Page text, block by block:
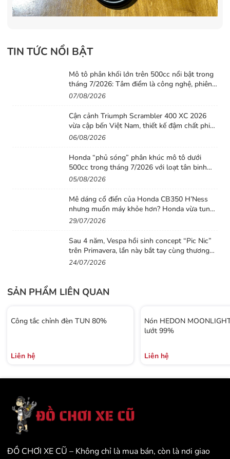
TIN TỨC NỔI BẬT
Mô tô phân khối lớn trên 500cc nổi bật trong
tháng 7/2026: Tâm điểm là công nghệ, phiên
bản giới hạn và những cấu hình “đỉnh”
07/08/2026
Cận cảnh Triumph Scrambler 400 XC 2026
vừa cập bến Việt Nam, thiết kế đậm chất phiêu
lưu cùng mức giá dễ tiếp cận
06/08/2026
Honda “phủ sóng” phân khúc mô tô dưới
500cc trong tháng 7/2026 với loạt tân binh
đáng chú ý
05/08/2026
Mê dáng cổ điển của Honda CB350 H’Ness
nhưng muốn máy khỏe hơn? Honda vừa tung
ra lời giải với CB500 mới
29/07/2026
Sau 4 năm, Vespa hồi sinh concept “Pic Nic”
trên Primavera, lần này bắt tay cùng thương
hiệu thời trang Gigi
24/07/2026
SẢN PHẨM LIÊN QUAN
Công tắc chỉnh đèn TUN 80%
Liên hệ
Nón HEDON
lướt 99%
Liên hệ
ĐỒ CHƠI XE CŨ – Không chỉ là mua bán, còn là nơi giao